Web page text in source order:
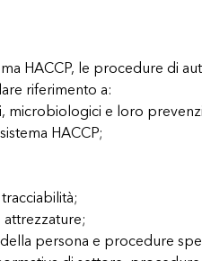
HACCP, le procedure di
riferimento a:
microbiologici e loro
HACCP;
attrezzature;
persona e procedure